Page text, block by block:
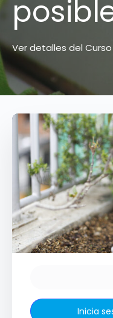
Ver detalles del Curso
Inicia